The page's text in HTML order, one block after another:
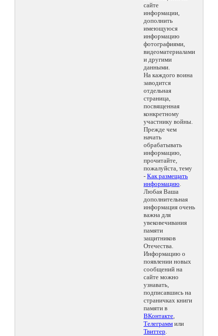
сайте
информации,
дополнить
имеющуюся
информацию
фотографиями,
видеоматериалами
и другими
данными.
На каждого воина
заводится
отдельная
страница,
посвященная
конкретному
участнику войны.
Прежде чем
начать
обрабатывать
информацию,
прочитайте,
пожалуйста, тему
- Как размещать
информацию.
Любая Ваша
дополнительная
информация очень
важна для
увековечивания
памяти
защитников
Отечества.
Информацию о
появлении новых
сообщений на
сайте можно
узнавать,
подписавшись на
страничках книги
памяти в
ВКонтакте,
Телеграмм или
Твиттер.